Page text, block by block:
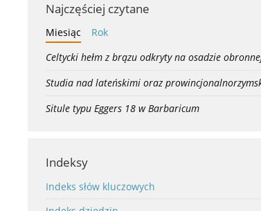
Najczęściej czytane
Miesiąc
Rok
Celtycki hełm z brązu odkryty na osadzie
Studia nad lateńskimi oraz
Situle typu Eggers 18 w Barbaricum
Indeksy
Indeks słów kluczowych